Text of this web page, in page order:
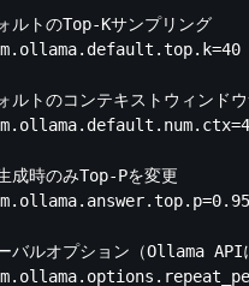
ルトのTop-Kサンプリング
ルトのコンテキストウィンド
成時のみTop-Pを変更
バルオプション（Ollama API